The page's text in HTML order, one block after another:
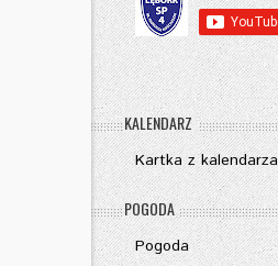
KALENDARZ
Kartka z kalendarza
POGODA
Pogoda